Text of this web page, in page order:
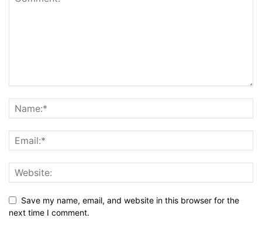
Save my name, email, and website in this browser for the
next time I comment.